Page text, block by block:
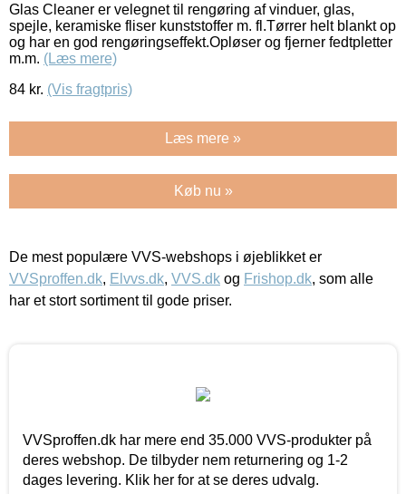
Glas Cleaner er velegnet til rengøring af vinduer, glas,
spejle, keramiske fliser kunststoffer m. fl.Tørrer helt blankt op
og har en god rengøringseffekt.Opløser og fjerner fedtpletter
m.m. (Læs mere)
84 kr. (Vis fragtpris)
Læs mere »
Køb nu »
De mest populære VVS-webshops i øjeblikket er
VVSproffen.dk, Elvvs.dk, VVS.dk og Frishop.dk, som alle
har et stort sortiment til gode priser.
VVSproffen.dk har mere end 35.000 VVS-produkter på
deres webshop. De tilbyder nem returnering og 1-2
dages levering. Klik her for at se deres udvalg.